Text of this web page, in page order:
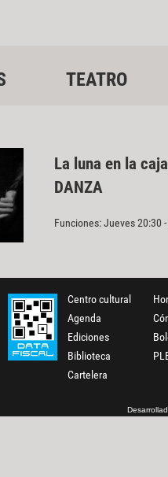
TEATRO
La luna en la
DANZA
Funciones: Jueves 20:30
Centro cultural
Agenda
Ediciones
Biblioteca
Cartelera